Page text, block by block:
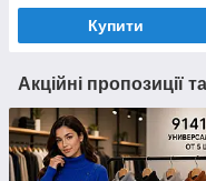
Купити
Акційні пропозиції